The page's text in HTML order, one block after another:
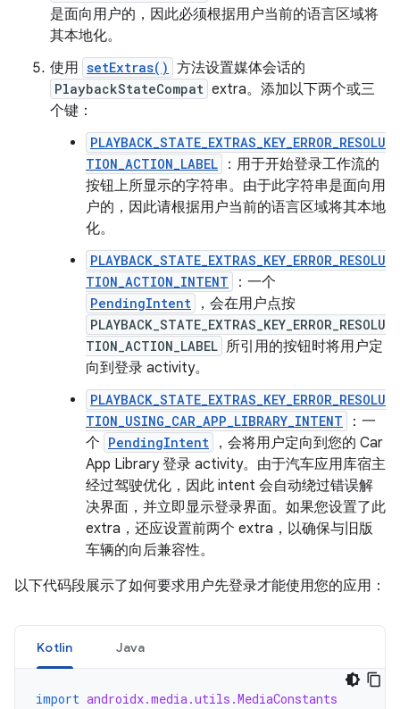
是面向用户的，因此必须根据用户当前的语言区域将
其本地化。
使用 setExtras() 方法设置媒体会话的
PlaybackStateCompat extra。添加以下两个或三
个键：
PLAYBACK_STATE_EXTRAS_KEY_ERROR_RESOLU
TION_ACTION_LABEL
：用于开始登录工作流的
按钮上所显示的字符串。由于此字符串是面向用
户的，因此请根据用户当前的语言区域将其本地
化。
PLAYBACK_STATE_EXTRAS_KEY_ERROR_RESOLU
TION_ACTION_INTENT
：一个
PendingIntent ，会在用户点按
PLAYBACK_STATE_EXTRAS_KEY_ERROR_RESOLU
TION_ACTION_LABEL 所引用的按钮时将用户定
向到登录 activity。
PLAYBACK_STATE_EXTRAS_KEY_ERROR_RESOLU
TION_USING_CAR_APP_LIBRARY_INTENT
：一
个 PendingIntent
，会将用户定向到您的 Car
App Library 登录 activity。由于汽车应用库宿主
经过驾驶优化，因此 intent 会自动绕过错误解
决界面，并立即显示登录界面。如果您设置了此
extra，还应设置前两个 extra，以确保与旧版
车辆的向后兼容性。
以下代码段展示了如何要求用户先登录才能使用您的应用：
Kotlin Java
import androidx.media.utils.MediaConstants